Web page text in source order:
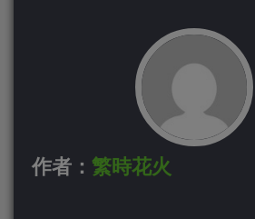
作者： 繁時花火